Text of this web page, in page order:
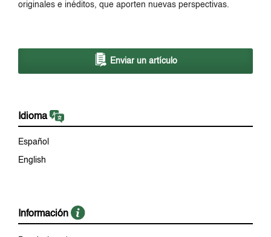
originales e inéditos, que aporten nuevas perspectivas.
Enviar un artículo
Idioma
Español
English
Información